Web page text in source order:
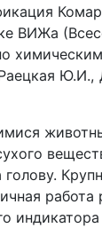
ВИЖа
голову.